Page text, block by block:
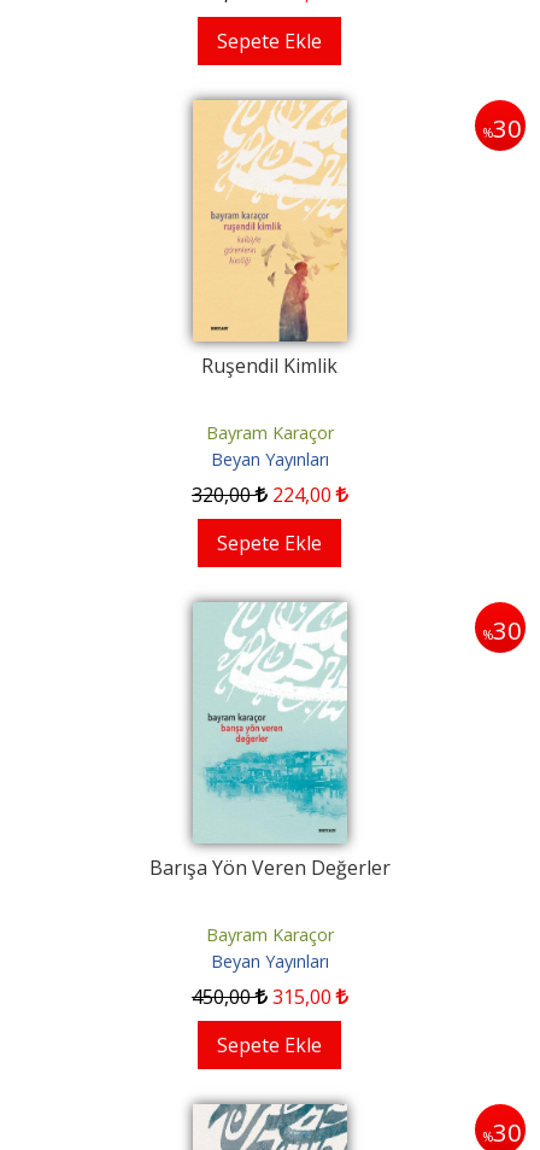
Sepete Ekle
%30
Ruşendil Kimlik
Bayram Karaçor
Beyan Yayınları
320,00 224,00
Sepete Ekle
%30
Barışa Yön Veren Değerler
Bayram Karaçor
Beyan Yayınları
450,00 315,00
Sepete Ekle
%30